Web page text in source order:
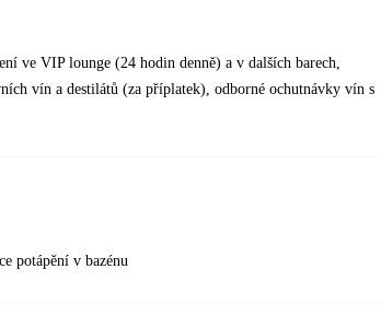
ve VIP lounge (24 hodin denně) a v dalších barech,
vín a destilátů (za příplatek), odborné ochutnávky vín s
potápění v bazénu